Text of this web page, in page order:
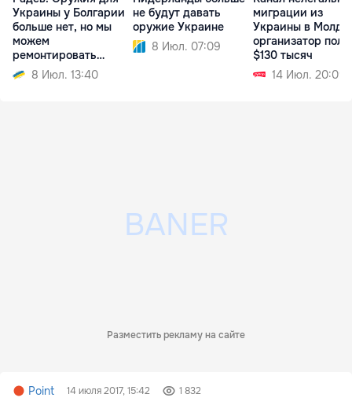
Украины у Болгарии
больше нет, но мы
можем
ремонтировать
технику8 Июл. 13:40
не будут давать
оружие Украине
8 Июл. 07:09
миграции из
Украины в
организатор
$130 тысяч
14 Июл. 20:09
Разместить рекламу на сайте
Point 14 июля 2017, 15:42 1 832